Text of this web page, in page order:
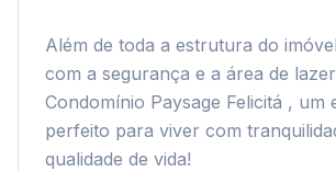
Além de toda a estrutura do
com a segurança e a área de
Condomínio Paysage Felicitá , um
perfeito para viver com
qualidade de vida!